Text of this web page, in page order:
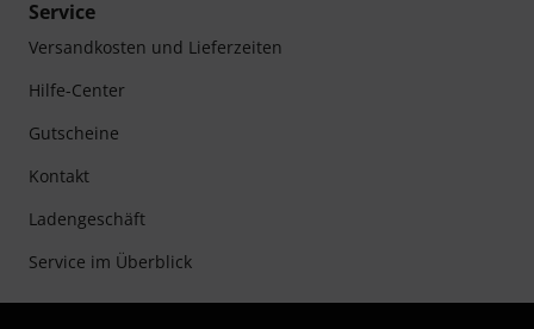
Service
Versandkosten und Lieferzeiten
Hilfe-Center
Gutscheine
Kontakt
Ladengeschäft
Service im Überblick